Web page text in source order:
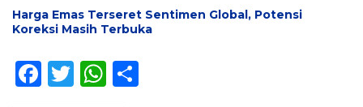
Harga Emas Terseret Sentimen Global, Potensi
Koreksi Masih Terbuka
F T W